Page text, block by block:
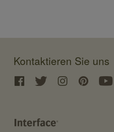
Kontaktieren Sie uns